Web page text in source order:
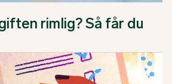
rimlig? Så får du